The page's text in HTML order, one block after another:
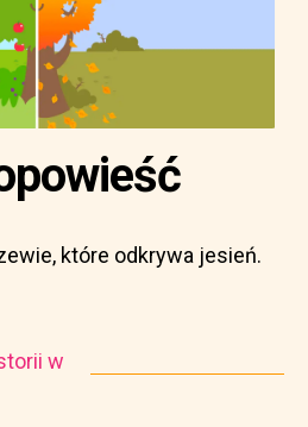
które odkrywa jesień.
w